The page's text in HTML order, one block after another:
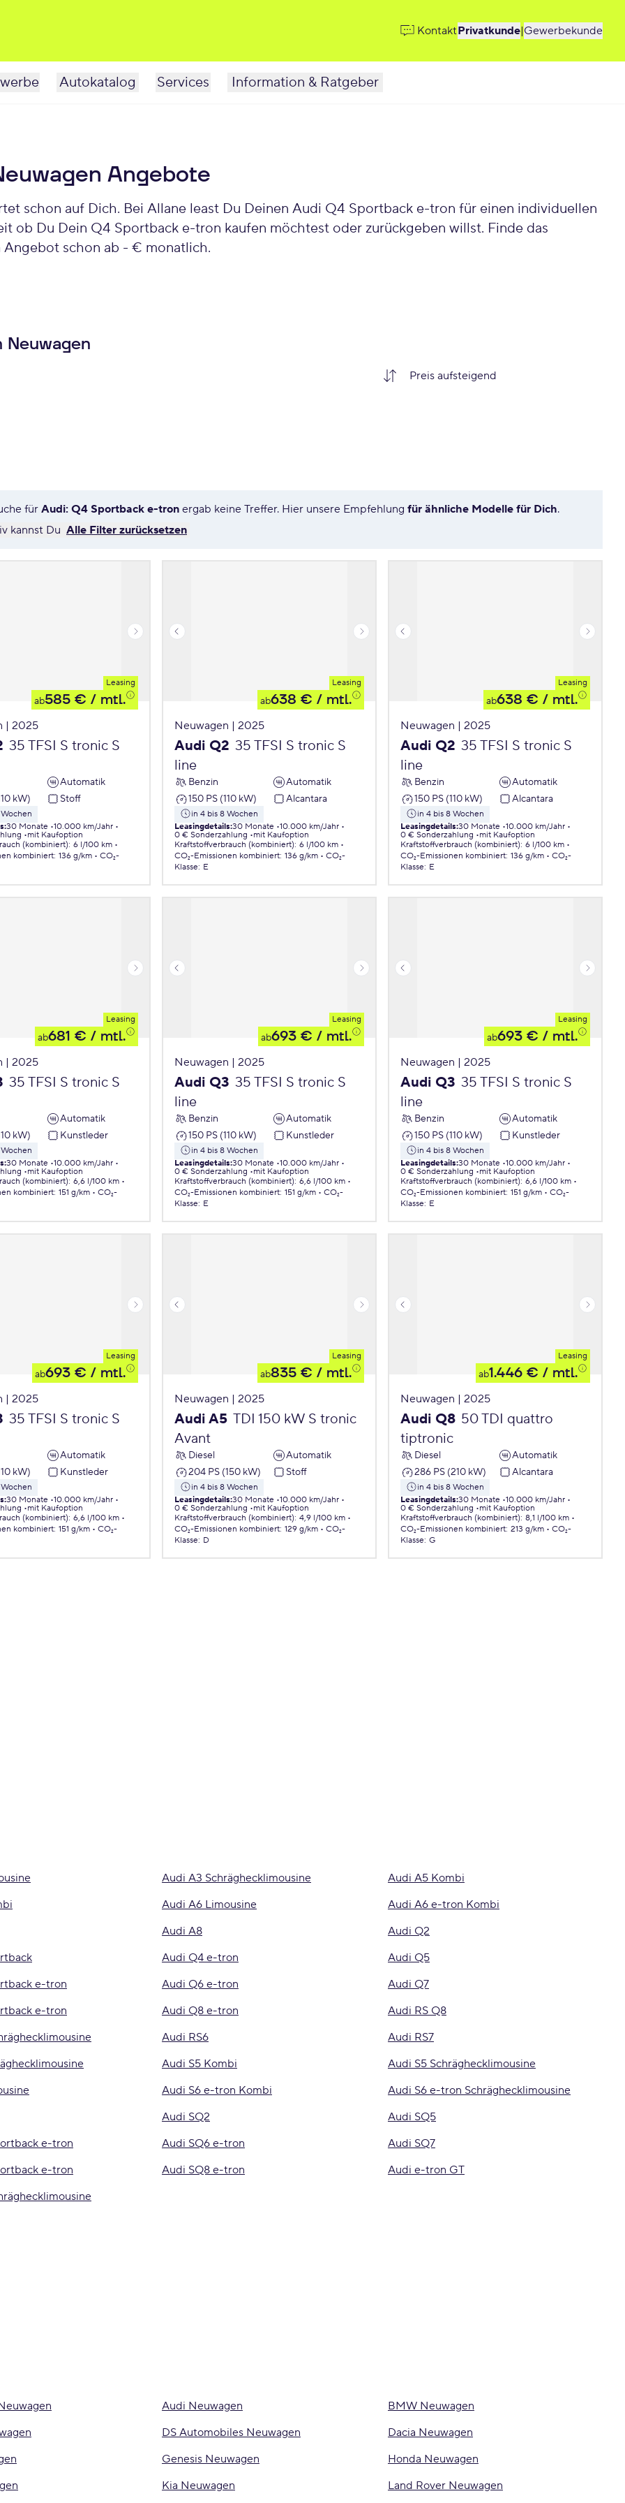
KontaktPrivatkunde|Gewerbekunde
Autokatalog Services Information & Ratgeber
Angebote
schon auf Dich. Bei Allane least Du Deinen Audi Q4 Sportback e-tron für einen individuellen
ob Du Dein Q4 Sportback e-tron kaufen möchtest oder zurückgeben willst. Finde das
schon ab - € monatlich.
fürAudi: Q4 Sportback e-tron ergab keine Treffer. Hier unsere Empfehlung für ähnliche Modelle für Dich.
kannst Du Alle Filter zurücksetzen
Leasing
ab585 € / mtl.
| 2025
35 TFSI S tronic S
Automatik
kW)
Stoff
:30 Monate 10.000 km/Jahr
mit Kaufoption
(kombiniert): 6 l/100 km
kombiniert: 136 g/km
CO₂-
Leasing
ab638 € / mtl.
Neuwagen | 2025
Audi Q2 35 TFSI S tronic S
line
Benzin
Automatik
150 PS (110 kW)
Alcantara
in 4 bis 8 Wochen
Leasingdetails:30 Monate 10.000 km/Jahr
0 € Sonderzahlung
mit Kaufoption
Kraftstoffverbrauch (kombiniert): 6 l/100 km
CO₂-Emissionen kombiniert: 136 g/km
CO₂-
Klasse: E
Leasing
ab638 € / mtl.
Neuwagen | 2025
Audi Q2 35 TFSI S tronic S
line
Benzin
Automatik
150 PS (110 kW)
Alcantara
in 4 bis 8 Wochen
Leasingdetails:30 Monate 10.000 km/Jahr
0 € Sonderzahlung
mit Kaufoption
Kraftstoffverbrauch (kombiniert): 6 l/100 km
CO₂-Emissionen kombiniert: 136 g/km
CO₂-
Klasse: E
Leasing
ab681 € / mtl.
| 2025
35 TFSI S tronic S
Automatik
kW)
Kunstleder
:30 Monate 10.000 km/Jahr
mit Kaufoption
(kombiniert): 6,6 l/100 km
kombiniert: 151 g/km
CO₂-
Leasing
ab693 € / mtl.
Neuwagen | 2025
Audi Q3 35 TFSI S tronic S
line
Benzin
Automatik
150 PS (110 kW)
Kunstleder
in 4 bis 8 Wochen
Leasingdetails:30 Monate 10.000 km/Jahr
0 € Sonderzahlung
mit Kaufoption
Kraftstoffverbrauch (kombiniert): 6,6 l/100 km
CO₂-Emissionen kombiniert: 151 g/km
CO₂-
Klasse: E
Leasing
ab693 € / mtl.
Neuwagen | 2025
Audi Q3 35 TFSI S tronic S
line
Benzin
Automatik
150 PS (110 kW)
Kunstleder
in 4 bis 8 Wochen
Leasingdetails:30 Monate 10.000 km/Jahr
0 € Sonderzahlung
mit Kaufoption
Kraftstoffverbrauch (kombiniert): 6,6 l/100 km
CO₂-Emissionen kombiniert: 151 g/km
CO₂-
Klasse: E
Leasing
ab693 € / mtl.
| 2025
35 TFSI S tronic S
Automatik
kW)
Kunstleder
:30 Monate 10.000 km/Jahr
mit Kaufoption
(kombiniert): 6,6 l/100 km
kombiniert: 151 g/km
CO₂-
Leasing
ab835 € / mtl.
Neuwagen | 2025
Audi A5 TDI 150 kW S tronic
Avant
Diesel
Automatik
204 PS (150 kW)
Stoff
in 4 bis 8 Wochen
Leasingdetails:30 Monate 10.000 km/Jahr
0 € Sonderzahlung
mit Kaufoption
Kraftstoffverbrauch (kombiniert): 4,9 l/100 km
CO₂-Emissionen kombiniert: 129 g/km
CO₂-
Klasse: D
Leasing
ab1.446 € / mtl.
Neuwagen | 2025
Audi Q8 50 TDI quattro
tiptronic
Diesel
Automatik
286 PS (210 kW)
Alcantara
in 4 bis 8 Wochen
Leasingdetails:30 Monate 10.000 km/Jahr
0 € Sonderzahlung
mit Kaufoption
Kraftstoffverbrauch (kombiniert): 8,1 l/100 km
CO₂-Emissionen kombiniert: 213 g/km
CO₂-
Klasse: G
Audi A3 Schräghecklimousine
Audi A5 Kombi
Audi A6 Limousine
Audi A6 e-tron Kombi
Audi A8
Audi Q2
Audi Q4 e-tron
Audi Q5
e-tron Audi Q6 e-tron
Audi Q7
e-tron Audi Q8 e-tron
Audi RS Q8
Audi RS6
Audi RS7
Audi S5 Kombi
Audi S5 Schräghecklimousine
Audi S6 e-tron Kombi
Audi S6 e-tron Schräghecklimousine
Audi SQ2
Audi SQ5
e-tron Audi SQ6 e-tron
Audi SQ7
e-tron Audi SQ8 e-tron
Audi e-tron GT
Audi Neuwagen
BMW Neuwagen
DS Automobiles Neuwagen
Dacia Neuwagen
Genesis Neuwagen
Honda Neuwagen
Kia Neuwagen Land Rover Neuwagen